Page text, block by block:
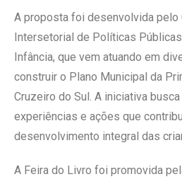
A proposta foi desenvolvida pelo
Intersetorial de Políticas
Infância, que vem atuando em
construir o Plano Municipal da
Cruzeiro do Sul. A iniciativa
experiências e ações que
desenvolvimento integral das
A Feira do Livro foi promovida